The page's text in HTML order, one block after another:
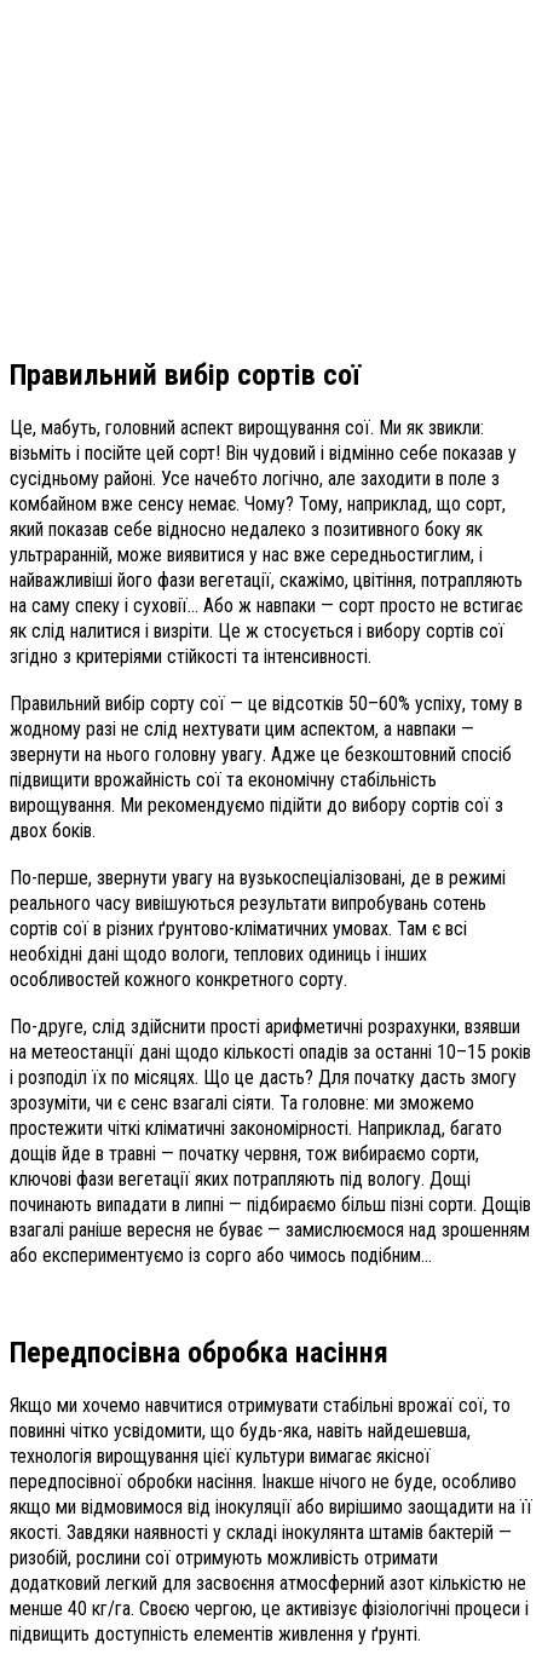
Правильний вибір сортів сої
Це, мабуть, головний аспект вирощування сої. Ми як звикли:
візьміть і посійте цей сорт! Він чудовий і відмінно себе показав у
сусідньому районі. Усе начебто логічно, але заходити в поле з
комбайном вже сенсу немає. Чому? Тому, наприклад, що сорт,
який показав себе відносно недалеко з позитивного боку як
ультраранній, може виявитися у нас вже середньостиглим, і
найважливіші його фази вегетації, скажімо, цвітіння, потрапляють
на саму спеку і суховії... Або ж навпаки — сорт просто не встигає
як слід налитися і визріти. Це ж стосується і вибору сортів сої
згідно з критеріями стійкості та інтенсивності.
Правильний вибір сорту сої — це відсотків 50–60% успіху, тому в
жодному разі не слід нехтувати цим аспектом, а навпаки —
звернути на нього головну увагу. Адже це безкоштовний спосіб
підвищити врожайність сої та економічну стабільність
вирощування. Ми рекомендуємо підійти до вибору сортів сої з
двох боків.
По-перше, звернути увагу на вузькоспеціалізовані, де в режимі
реального часу вивішуються результати випробувань сотень
сортів сої в різних ґрунтово-кліматичних умовах. Там є всі
необхідні дані щодо вологи, теплових одиниць і інших
особливостей кожного конкретного сорту.
По-друге, слід здійснити прості арифметичні розрахунки, взявши
на метеостанції дані щодо кількості опадів за останні 10–15 років
і розподіл їх по місяцях. Що це дасть? Для початку дасть змогу
зрозуміти, чи є сенс взагалі сіяти. Та головне: ми зможемо
простежити чіткі кліматичні закономірності. Наприклад, багато
дощів йде в травні — початку червня, тож вибираємо сорти,
ключові фази вегетації яких потрапляють під вологу. Дощі
починають випадати в липні — підбираємо більш пізні сорти. Дощів
взагалі раніше вересня не буває — замислюємося над зрошенням
або експериментуємо із сорго або чимось подібним...
Передпосівна обробка насіння
Якщо ми хочемо навчитися отримувати стабільні врожаї сої, то
повинні чітко усвідомити, що будь-яка, навіть найдешевша,
технологія вирощування цієї культури вимагає якісної
передпосівної обробки насіння. Інакше нічого не буде, особливо
якщо ми відмовимося від інокуляції або вирішимо заощадити на її
якості. Завдяки наявності у складі інокулянта штамів бактерій —
ризобій, рослини сої отримують можливість отримати
додатковий легкий для засвоєння атмосферний азот кількістю не
менше 40 кг/га. Своєю чергою, це активізує фізіологічні процеси і
підвищить доступність елементів живлення у ґрунті.